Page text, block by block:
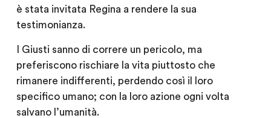
è stata invitata Regina a rendere la sua
testimonianza.
I Giusti sanno di correre un pericolo, ma
preferiscono rischiare la vita piuttosto che
rimanere indifferenti, perdendo così il loro
specifico umano; con la loro azione ogni volta
salvano l’umanità.